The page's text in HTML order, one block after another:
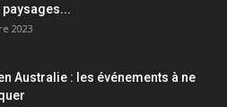
paysages...
2023
Australie : les événements à ne